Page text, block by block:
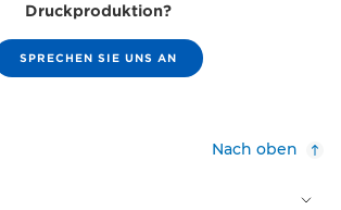
Druckproduktion?
SPRECHEN SIE UNS AN
Nach oben